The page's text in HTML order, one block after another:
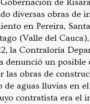
de
diversas obras de
en Pereira,
(Valle del
la Contraloría
denunció un posible
las obras de
de aguas lluvias en
contratista era el